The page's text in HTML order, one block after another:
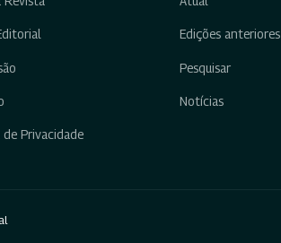
Privacidade
Edições anteriores
Pesquisar
Notícias